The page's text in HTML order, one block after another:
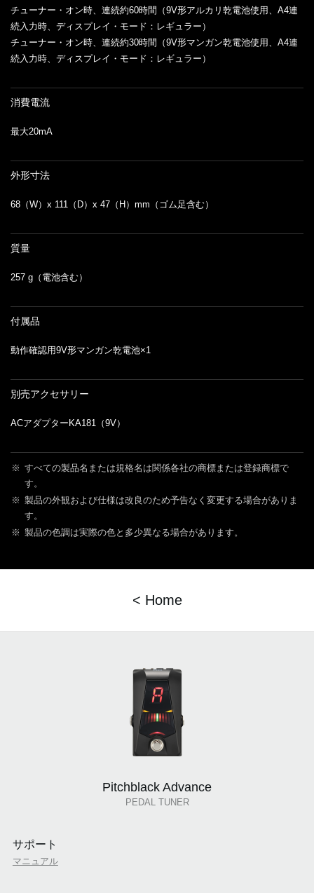
チューナー・オン時、連続約60時間（9V形アルカリ乾電池使用、A4連
続入力時、ディスプレイ・モード：レギュラー）
チューナー・オン時、連続約30時間（9V形マンガン乾電池使用、A4連
続入力時、ディスプレイ・モード：レギュラー）
消費電流
最大20mA
外形寸法
68（W）x 111（D）x 47（H）mm（ゴム足含む）
質量
257 g（電池含む）
付属品
動作確認用9V形マンガン乾電池×1
別売アクセサリー
ACアダプターKA181（9V）
※ すべての製品名または規格名は関係各社の商標または登録商標で
す。
※ 製品の外観および仕様は改良のため予告なく変更する場合がありま
す。
※ 製品の色調は実際の色と多少異なる場合があります。
< Home
Pitchblack Advance
PEDAL TUNER
サポート
マニュアル